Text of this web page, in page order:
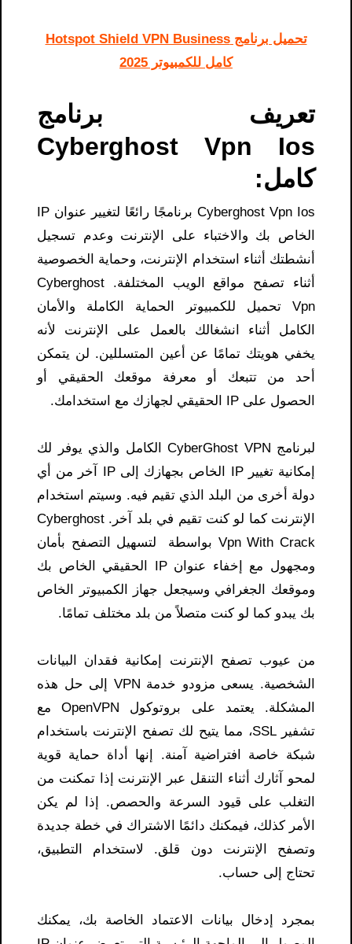
تحميل برنامج Hotspot Shield VPN Business
كامل للكمبيوتر 2025
تعريف برنامج
Cyberghost Vpn Ios
كامل:
Cyberghost Vpn Ios برنامجًا رائعًا لتغيير عنوان IP
الخاص بك والاختباء على الإنترنت وعدم تسجيل
أنشطتك أثناء استخدام الإنترنت، وحماية الخصوصية
أثناء تصفح مواقع الويب المختلفة. C yberghost
Vpn تحميل للكمبيوتر
الحماية الكاملة والأمان
الكامل أثناء انشغالك بالعمل على الإنترنت لأنه
يخفي هويتك تمامًا عن أعين المتسللين. لن يتمكن
أحد من تتبعك أو معرفة موقعك الحقيقي أو
الحصول على IP الحقيقي لجهازك مع استخدامك.
لبرنامج CyberGhost VPN الكامل والذي يوفر لك
إمكانية تغيير IP الخاص بجهازك إلى IP آخر من أي
دولة أخرى من البلد الذي تقيم فيه. وسيتم استخدام
الإنترنت كما لو كنت تقيم في بلد آخر. C yberghost
Vpn With Crack بواسطة لتسهيل التصفح بأمان
ومجهول مع إخفاء عنوان IP الحقيقي الخاص بك
وموقعك الجغرافي وسيجعل جهاز الكمبيوتر الخاص
بك يبدو كما لو كنت متصلاً من بلد مختلف تمامًا.
من عيوب تصفح الإنترنت إمكانية فقدان البيانات
الشخصية. يسعى مزودو خدمة VPN إلى حل هذه
المشكلة. يعتمد على بروتوكول OpenVPN مع
تشفير SSL، مما يتيح لك تصفح الإنترنت باستخدام
شبكة خاصة افتراضية آمنة. إنها أداة حماية قوية
لمحو آثارك أثناء التنقل عبر الإنترنت إذا تمكنت من
التغلب على قيود السرعة والحصص. إذا لم يكن
الأمر كذلك، فيمكنك دائمًا الاشتراك في خطة جديدة
وتصفح الإنترنت دون قلق. لاستخدام التطبيق،
تحتاج إلى حساب.
بمجرد إدخال بيانات الاعتماد الخاصة بك، يمكنك